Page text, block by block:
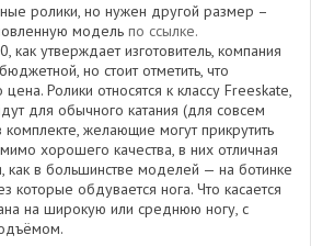
ролики, но нужен другой размер –
модель по ссылке.
как утверждает изготовитель, компания
но стоит отметить, что
Ролики относятся к классу Freeskate,
для обычного катания (для совсем
желающие могут прикрутить
хорошего качества, в них отличная
как в большинстве моделей — на ботинке
которые обдувается нога. Что касается
на широкую или среднюю ногу, с